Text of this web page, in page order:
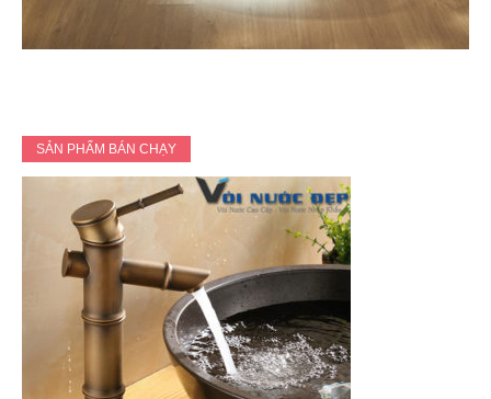
SẢN PHẨM BÁN CHẠY